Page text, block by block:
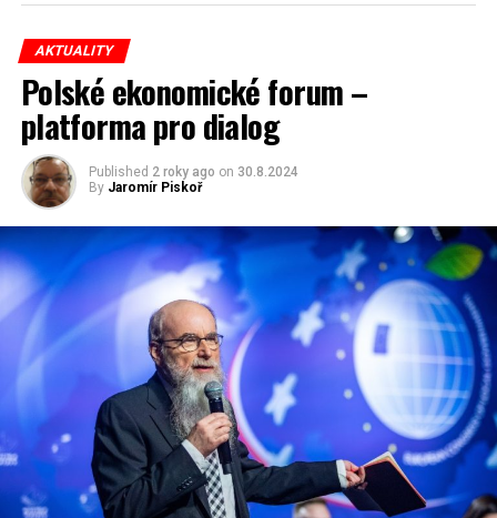
redaktor a editor polskodnes.cz
AKTUALITY
Polské ekonomické forum –
platforma pro dialog
Published 2 roky ago on 30.8.2024
By Jaromír Piskoř